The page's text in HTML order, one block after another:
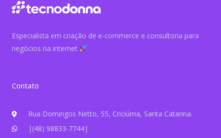
Especialista em criação de e-commerce e consultoria para
negócios na internet
Contato
Rua Domingos Netto, 55, Criciúma, Santa Catarina.
|(48) 98833-7744|